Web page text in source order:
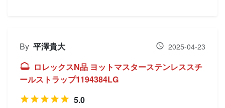
By 平澤貴大 2025-04-23
ロレックスN品 ヨットマスターステンレススチ
ールストラップ1194384LG
5.0